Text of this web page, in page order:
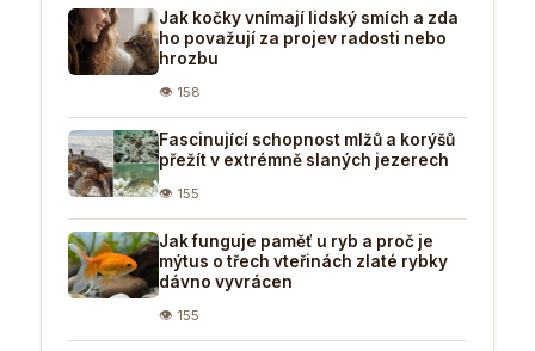
Jak kočky vnímají lidský smích a zda
ho považují za projev radosti nebo
hrozbu
👁 158
Fascinující schopnost mlžů a korýšů
přežít v extrémně slaných jezerech
👁 155
Jak funguje paměť u ryb a proč je
mýtus o třech vteřinách zlaté rybky
dávno vyvrácen
👁 155